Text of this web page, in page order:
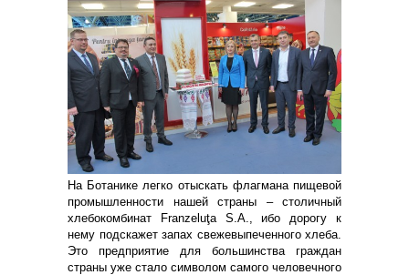
На Ботанике легко отыскать флагмана пищевой
промышленности нашей страны – столичный
хлебокомбинат Franzeluţa S.A., ибо дорогу к
нему подскажет запах свежевыпеченного хлеба.
Это предприятие для большинства граждан
страны уже стало символом самого человечного